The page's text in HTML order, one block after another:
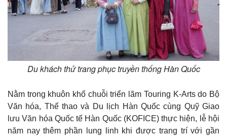
Du khách thử trang phục truyền thống Hàn Quốc
Nằm trong khuôn khổ chuỗi triển lãm Touring K-Arts do Bộ
Văn hóa, Thể thao và Du lịch Hàn Quốc cùng Quỹ Giao
lưu Văn hóa Quốc tế Hàn Quốc (KOFICE) thực hiện, lễ hội
năm nay thêm phần lung linh khi được trang trí với gần